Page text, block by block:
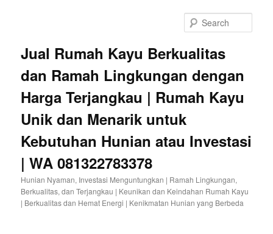
Jual Rumah Kayu Berkualitas
dan Ramah Lingkungan dengan
Harga Terjangkau | Rumah Kayu
Unik dan Menarik untuk
Kebutuhan Hunian atau Investasi
| WA 081322783378
Hunian Nyaman, Investasi Menguntungkan | Ramah Lingkungan,
Berkualitas, dan Terjangkau | Keunikan dan Keindahan Rumah Kayu
| Berkualitas dan Hemat Energi | Kenikmatan Hunian yang Berbeda